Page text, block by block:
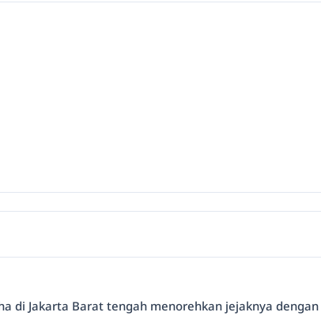
di Jakarta Barat tengah menorehkan jejaknya